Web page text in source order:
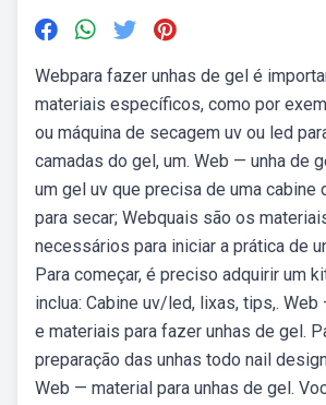
Webpara fazer unhas de gel é
materiais específicos, como por
ou máquina de secagem uv ou led
camadas do gel, um. Web — unha de
um gel uv que precisa de uma cabine
para secar; Webquais são os
necessários para iniciar a prática de
Para começar, é preciso adquirir um
inclua: Cabine uv/led, lixas, tips,.
e materiais para fazer unhas de gel.
preparação das unhas todo nail
Web — material para unhas de gel.